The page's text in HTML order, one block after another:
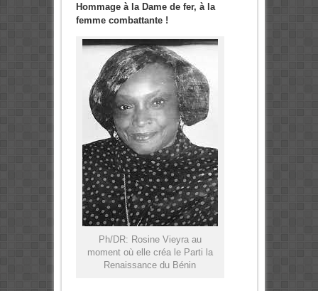
Hommage à la Dame de fer, à la
femme combattante !
Ph/DR: Rosine Vieyra au
moment où elle créa le Parti la
Renaissance du Bénin